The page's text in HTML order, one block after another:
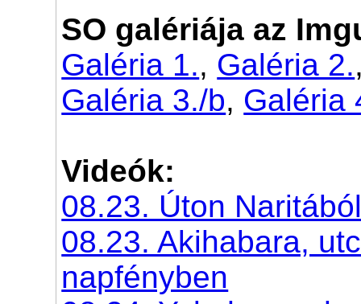
SO galériája az
Galéria 1., Galéria 2.
Galéria 3./b, Galéria
Videók:
08.23. Úton
08.23. Akihabara,
napfényben